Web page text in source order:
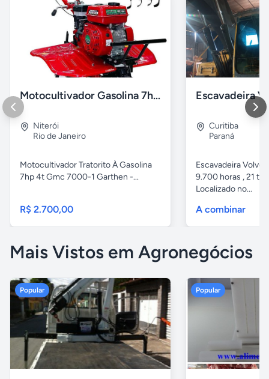
Motocultivador Gasolina 7hp 4t Gmc 7000-1 Garthen.
Niterói
Rio de Janeiro
Motocultivador Tratorito À Gasolina
7hp 4t Gmc 7000-1 Garthen -...
R$ 2.700,00
Curitiba
Paraná
Escavadeira Volvo
9.700 horas , 21
Localizado no...
A combinar
Mais Vistos em Agronegócios
Popular Popular